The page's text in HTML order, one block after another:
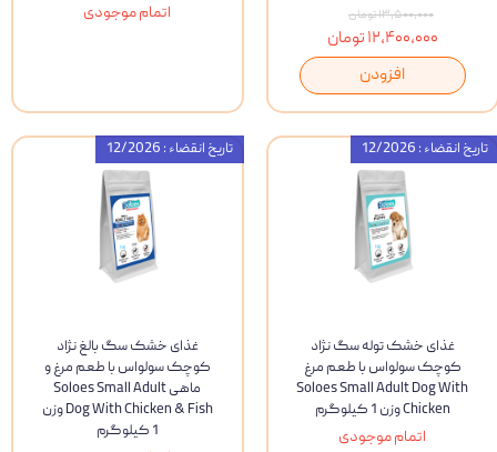
۱۳,۵۰۰,۰۰۰ تومان
۱۲,۴۰۰,۰۰۰ تومان
افزودن
اتمام موجودی
غذای خشک توله سگ نژاد
کوچک سولواس با طعم مرغ
Soloes Small Adult Dog With
Chicken وزن 1 کیلوگرم
اتمام موجودی
تاریخ انقضاء : 12/2026
غذای خشک سگ بالغ نژاد
کوچک سولواس با طعم مرغ و
ماهی Soloes Small Adult
Dog With Chicken & Fish وزن
1 کیلوگرم
تاریخ انقضاء : 12/2026